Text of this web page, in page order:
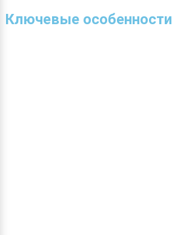
Ключевые особенности